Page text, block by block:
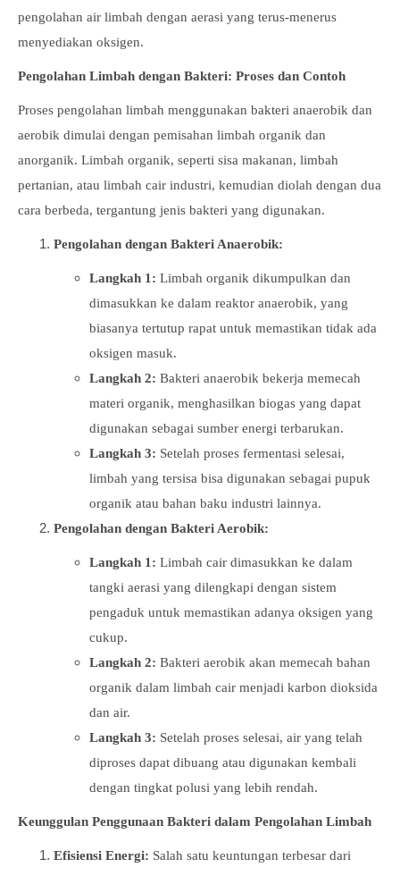
pengolahan air limbah dengan aerasi yang terus-menerus
menyediakan oksigen.
Pengolahan Limbah dengan Bakteri: Proses dan Contoh
Proses pengolahan limbah menggunakan bakteri anaerobik dan
aerobik dimulai dengan pemisahan limbah organik dan
anorganik. Limbah organik, seperti sisa makanan, limbah
pertanian, atau limbah cair industri, kemudian diolah dengan dua
cara berbeda, tergantung jenis bakteri yang digunakan.
Pengolahan dengan Bakteri Anaerobik:
Langkah 1: Limbah organik dikumpulkan dan
dimasukkan ke dalam reaktor anaerobik, yang
biasanya tertutup rapat untuk memastikan tidak ada
oksigen masuk.
Langkah 2: Bakteri anaerobik bekerja memecah
materi organik, menghasilkan biogas yang dapat
digunakan sebagai sumber energi terbarukan.
Langkah 3: Setelah proses fermentasi selesai,
limbah yang tersisa bisa digunakan sebagai pupuk
organik atau bahan baku industri lainnya.
Pengolahan dengan Bakteri Aerobik:
Langkah 1: Limbah cair dimasukkan ke dalam
tangki aerasi yang dilengkapi dengan sistem
pengaduk untuk memastikan adanya oksigen yang
cukup.
Langkah 2: Bakteri aerobik akan memecah bahan
organik dalam limbah cair menjadi karbon dioksida
dan air.
Langkah 3: Setelah proses selesai, air yang telah
diproses dapat dibuang atau digunakan kembali
dengan tingkat polusi yang lebih rendah.
Keunggulan Penggunaan Bakteri dalam Pengolahan Limbah
Efisiensi Energi: Salah satu keuntungan terbesar dari